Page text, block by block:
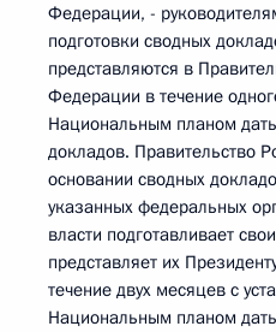
Федерации, -
подготовки сводных
представляются в
Федерации в течение
Национальным планом
докладов. Правительство
основании сводных
указанных федеральных
власти подготавливает
представляет их
течение двух месяцев с
Национальным планом